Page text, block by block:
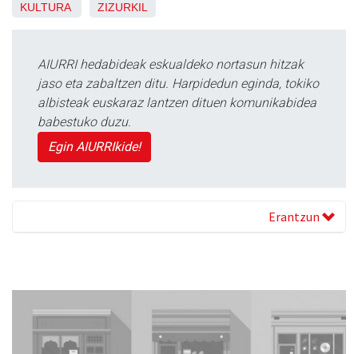
KULTURA ZIZURKIL
AIURRI hedabideak eskualdeko nortasun hitzak
jaso eta zabaltzen ditu. Harpidedun eginda, tokiko
albisteak euskaraz lantzen dituen komunikabidea
babestuko duzu.
Egin AIURRIkide!
Erantzun